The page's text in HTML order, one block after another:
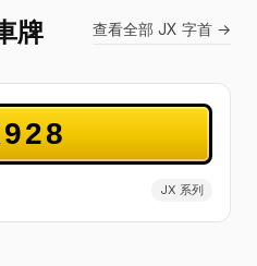
牌 查看全部 JX 字首 →
JX 系列